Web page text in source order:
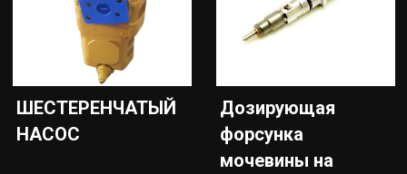
ШЕСТЕРЕНЧАТЫЙ
НАСОС
Дозирующая
форсунка
мочевины на